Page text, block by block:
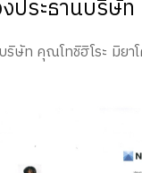
ประธานบริษัท
ริษัท คุณโทชิฮิโระ มิยา